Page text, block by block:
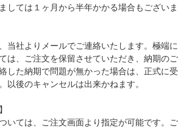
しては１ヶ月から半年かかる場合もございま
当社よりメールでご連絡いたします。極端に
は、ご注文を保留させていただき、納期のご
した納期で問題が無かった場合は、正式に受
以後のキャンセルは出来かねます。
いては、ご注文画面より指定が可能です。ご